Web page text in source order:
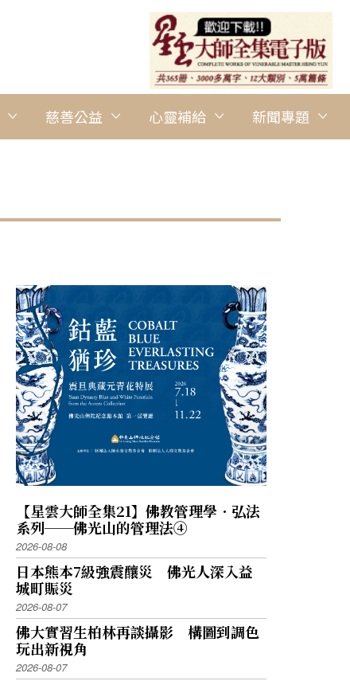
慈善公益 心靈補給 新聞專題
圖說：21年前的早產兒Maricel（左5）、Gricel（左6）雙胞胎
現身說法，講述自身的生命因緣，完美詮釋佛光山「以慈善福利
【星雲大師全集21】佛教管理學．弘法
系列──佛光山的管理法④
2026-08-08
日本熊本7級強震釀災 佛光人深入益
城町賑災
2026-08-07
佛大實習生柏林再談攝影 構圖到調色
玩出新視角
2026-08-07